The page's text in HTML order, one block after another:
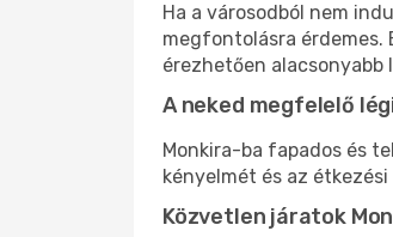
Ha a városodból nem
megfontolásra érdemes.
érezhetően alacsonyabb
A neked megfelelő
Monkira-ba fapados és
kényelmét és az
Közvetlen járatok